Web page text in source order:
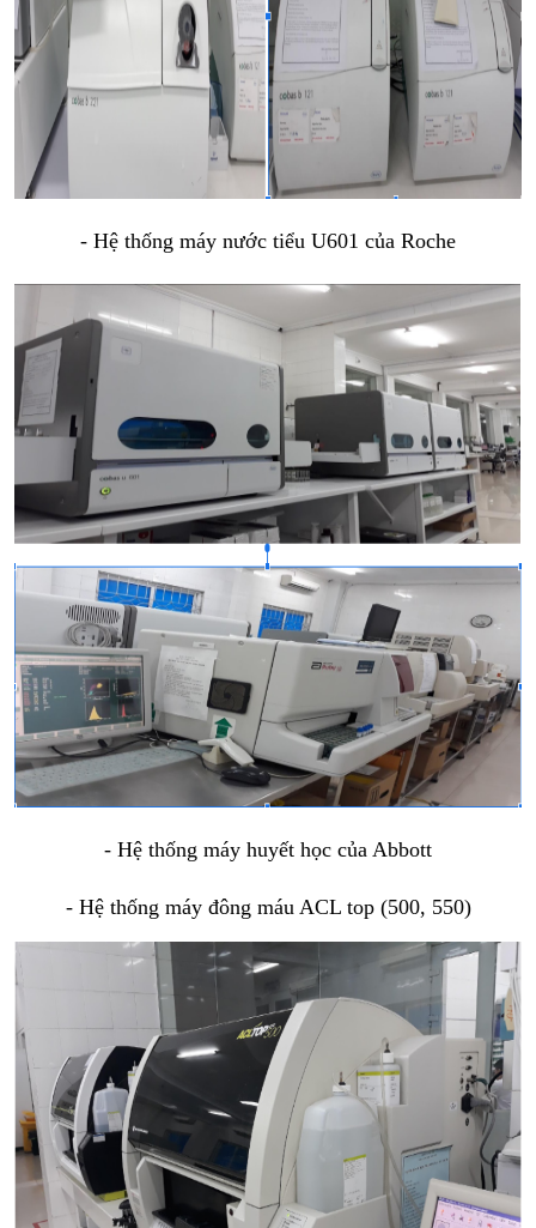
- Hệ thống máy nước tiểu U601 của Roche
- Hệ thống máy huyết học của Abbott
- Hệ thống máy đông máu ACL top (500, 550)